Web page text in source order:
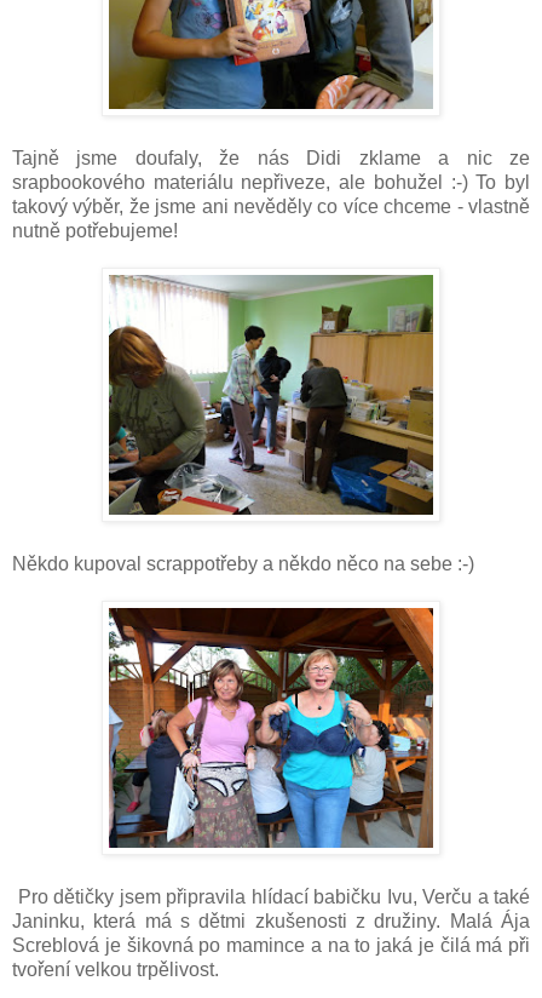
Tajně jsme doufaly, že nás Didi zklame a nic ze
srapbookového materiálu nepřiveze, ale bohužel :-) To byl
takový výběr, že jsme ani nevěděly co více chceme - vlastně
nutně potřebujeme!
Někdo kupoval scrappotřeby a někdo něco na sebe :-)
Pro dětičky jsem připravila hlídací babičku Ivu, Verču a také
Janinku, která má s dětmi zkušenosti z družiny. Malá Ája
Screblová je šikovná po mamince a na to jaká je čilá má při
tvoření velkou trpělivost.